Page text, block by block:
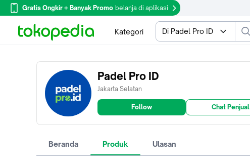
Gratis Ongkir + Banyak Promo belanja di aplikasi
Kategori Di Padel Pro ID
Padel Pro ID
Jakarta Selatan
Follow Chat Penjual
Beranda Produk Ulasan